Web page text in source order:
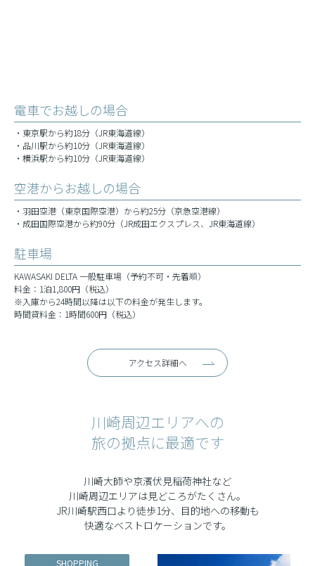
電車でお越しの場合
・東京駅から約18分（JR東海道線）
・品川駅から約10分（JR東海道線）
・横浜駅から約10分（JR東海道線）
空港からお越しの場合
・羽田空港（東京国際空港）から約25分（京急空港線）
・成田国際空港から約90分（JR成田エクスプレス、JR東海道線）
駐車場
KAWASAKI DELTA 一般駐車場（予約不可・先着順）
料金：1泊1,800円（税込）
※入庫から24時間以降は以下の料金が発生します。
時間貸料金：1時間600円（税込）
アクセス詳細へ
川崎周辺エリアへの
旅の拠点に最適です
川崎大師や京濱伏見稲荷神社など
川崎周辺エリアは見どころがたくさん。
JR川崎駅西口より徒歩1分、目的地への移動も
快適なベストロケーションです。
SHOPPING